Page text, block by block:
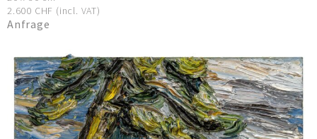
2.600 CHF (incl. VAT)
Anfrage